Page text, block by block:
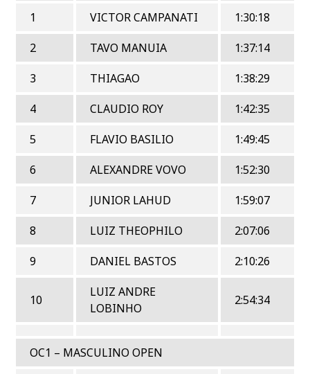
1
VICTOR CAMPANATI
1:30:18
2
TAVO MANUIA
1:37:14
3
THIAGAO
1:38:29
4
CLAUDIO ROY
1:42:35
5
FLAVIO BASILIO
1:49:45
6
ALEXANDRE VOVO
1:52:30
7
JUNIOR LAHUD
1:59:07
8
LUIZ THEOPHILO
2:07:06
9
DANIEL BASTOS 2:10:26
10
LUIZ ANDRE
LOBINHO
2:54:34
OC1 – MASCULINO OPEN